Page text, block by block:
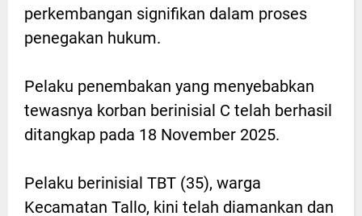
perkembangan signifikan dalam proses
penegakan hukum.
Pelaku penembakan yang menyebabkan
tewasnya korban berinisial C telah berhasil
ditangkap pada 18 November 2025.
Pelaku berinisial TBT (35), warga
Kecamatan Tallo, kini telah diamankan dan